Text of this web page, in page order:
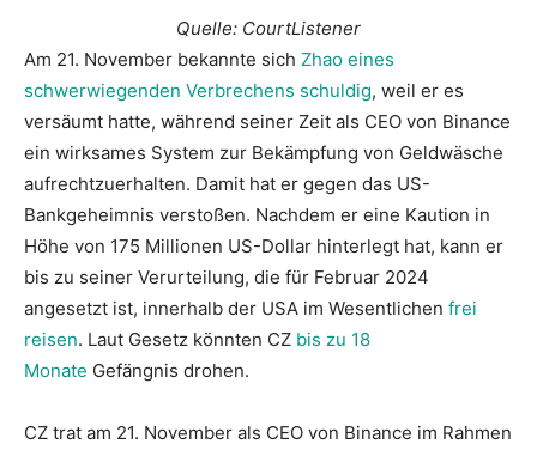
Quelle: CourtListener
Am 21. November bekannte sich Zhao eines
schwerwiegenden Verbrechens schuldig, weil er es
versäumt hatte, während seiner Zeit als CEO von Binance
ein wirksames System zur Bekämpfung von Geldwäsche
aufrechtzuerhalten. Damit hat er gegen das US-
Bankgeheimnis verstoßen. Nachdem er eine Kaution in
Höhe von 175 Millionen US-Dollar hinterlegt hat, kann er
bis zu seiner Verurteilung, die für Februar 2024
angesetzt ist, innerhalb der USA im Wesentlichen frei
reisen. Laut Gesetz könnten CZ bis zu 18
Monate Gefängnis drohen.
CZ trat am 21. November als CEO von Binance im Rahmen